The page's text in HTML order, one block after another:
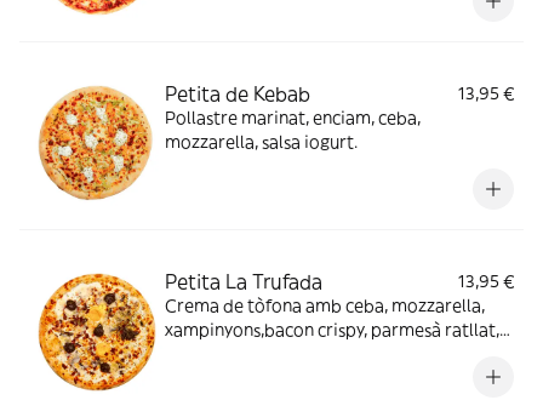
Petita de Kebab
13,95 €
Pollastre marinat, enciam, ceba,
mozzarella, salsa iogurt.
Petita La Trufada
13,95 €
Crema de tòfona amb ceba, mozzarella,
xampinyons,bacon crispy, parmesà ratllat,